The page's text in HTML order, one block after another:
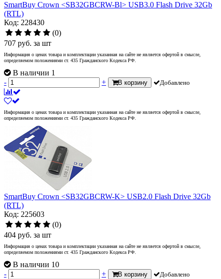
SmartBuy Crown <SB32GBCRW-Bl> USB3.0 Flash Drive 32Gb
(RTL)
Код: 228430
(0)
707 руб. за шт
Информация о ценах товара и комплектации указанная на сайте не является офертой в смысле,
определяемом положениями ст. 435 Гражданского Кодекса РФ.
В наличии 1
-
+ В корзину Добавлено
Информация о ценах товара и комплектации указанная на сайте не является офертой в смысле,
определяемом положениями ст. 435 Гражданского Кодекса РФ.
SmartBuy Crown <SB32GBCRW-K> USB2.0 Flash Drive 32Gb
(RTL)
Код: 225603
(0)
404 руб. за шт
Информация о ценах товара и комплектации указанная на сайте не является офертой в смысле,
определяемом положениями ст. 435 Гражданского Кодекса РФ.
В наличии 10
-
+ В корзину Добавлено